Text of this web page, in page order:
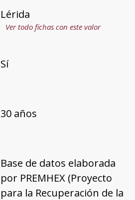
Lérida
Ver todo fichas con este valor
Sí
30 años
Base de datos elaborada
por PREMHEX (Proyecto
para la Recuperación de la